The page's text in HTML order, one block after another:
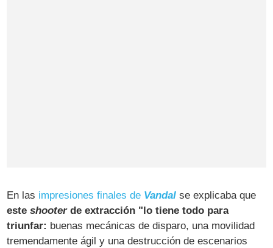
En las impresiones finales de Vandal se explicaba que
esteshooterde extracción "lo tiene todo para
triunfar: buenas mecánicas de disparo, una movilidad
tremendamente ágil y una destrucción de escenarios